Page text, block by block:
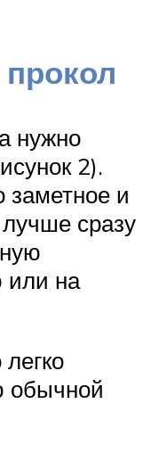
нужно
2).
заметное и
сразу
или на
обычной